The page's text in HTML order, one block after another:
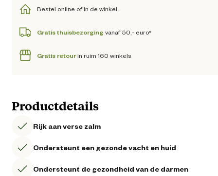
Bestel online of in de winkel.
Gratis thuisbezorging vanaf 50,- euro*
Gratis retourin ruim 160 winkels
Productdetails
Rijk aan verse zalm
Ondersteunt een gezonde vacht en huid
Ondersteunt de gezondheid van de darmen